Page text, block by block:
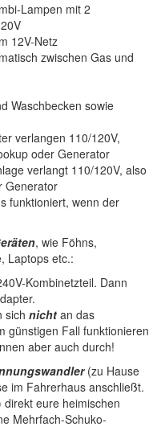
Lampen mit 2
12V-Netz
zwischen Gas und
Waschbecken sowie
verlangen 110/120V,
oder Generator
verlangt 110/120V, also
Generator
funktioniert, wenn der
, wie Föhns,
Laptops etc.:
Kombinetzteil. Dann
sich nicht an das
günstigen Fall funktionieren
aber auch durch!
(zu Hause
im Fahrerhaus anschließt.
eure heimischen
Mehrfach-Schuko-